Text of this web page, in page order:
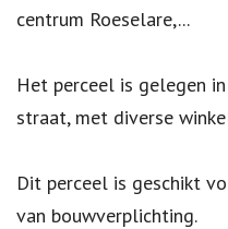
centrum Roeselare,...
Het perceel is gelegen
straat, met diverse
Dit perceel is geschikt
van bouwverplichting.